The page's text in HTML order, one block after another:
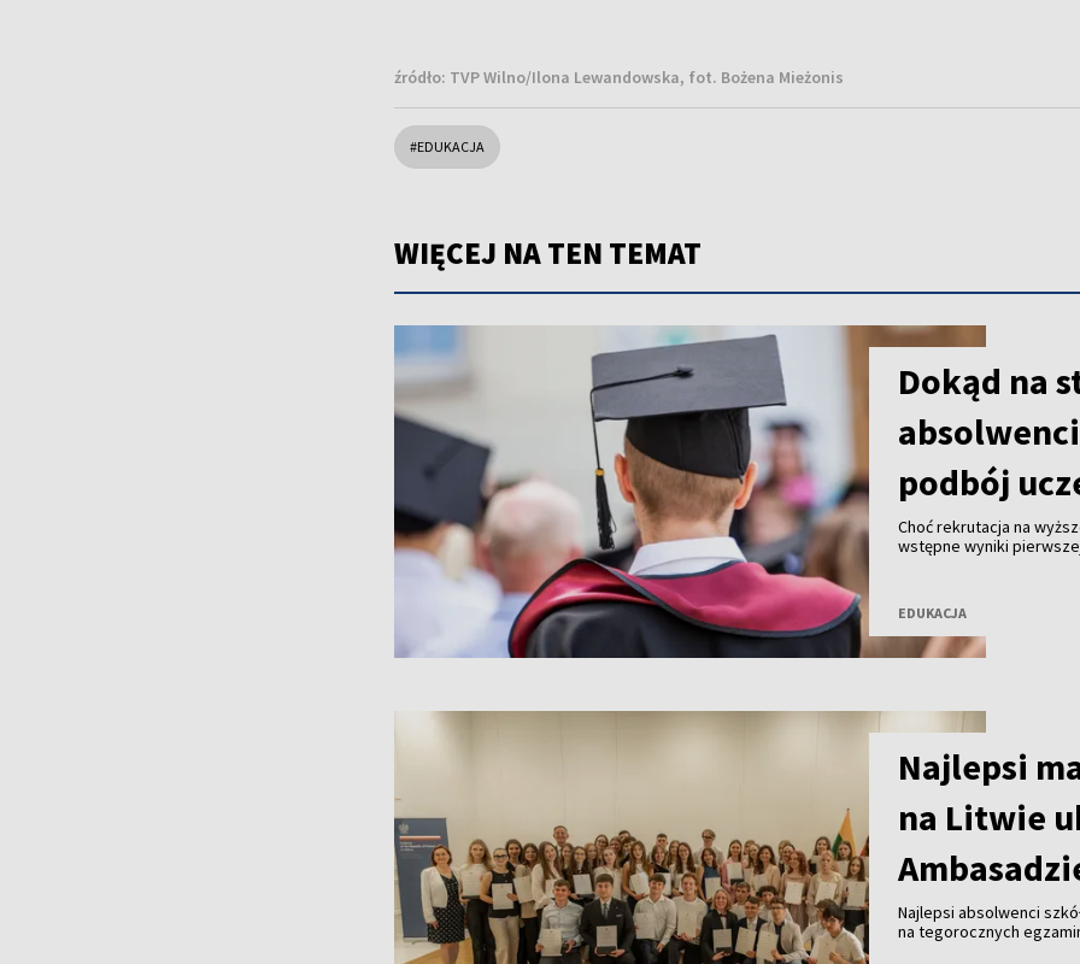
źródło: TVP Wilno/Ilona Lewandowska, fot. Bożena Mieżonis
#EDUKACJA
WIĘCEJ NA TEN TEMAT
Dokąd na
podbój
Choć rekrutacja na
wstępne wyniki
EDUKACJA
Najlepsi
na Litwie
Najlepsi absolwenci
na tegorocznych